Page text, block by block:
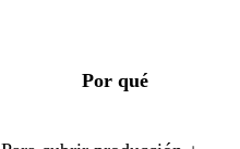
Por qué